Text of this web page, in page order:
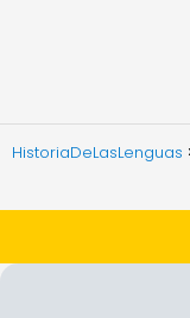
HistoriaDeLasLenguas